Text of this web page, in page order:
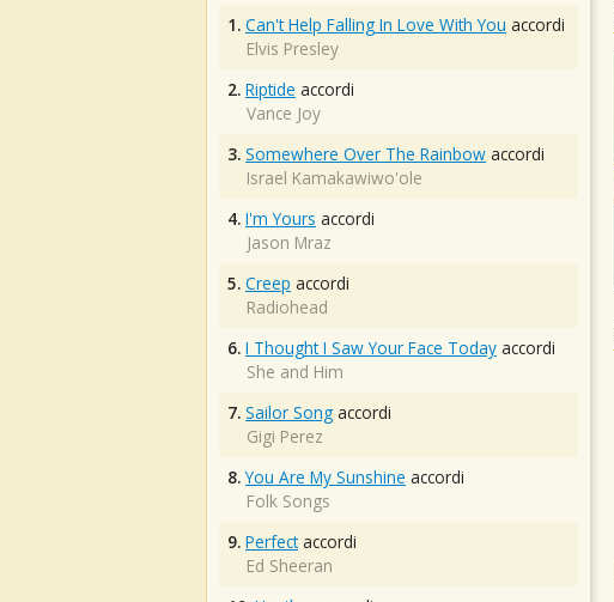
1. Can't Help Falling In Love With You accordi
Elvis Presley
2. Riptide accordi
Vance Joy
3. Somewhere Over The Rainbow accordi
Israel Kamakawiwo'ole
4. I'm Yours accordi
Jason Mraz
5. Creep accordi
Radiohead
6. I Thought I Saw Your Face Today accordi
She and Him
7. Sailor Song accordi
Gigi Perez
8. You Are My Sunshine accordi
Folk Songs
9. Perfectaccordi
Ed Sheeran